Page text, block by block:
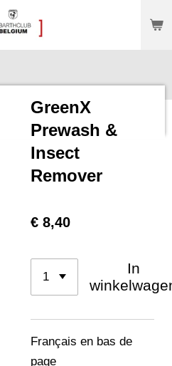
GreenX
Prewash &
Insect
Remover
€ 8,40
In
Français en bas de
page